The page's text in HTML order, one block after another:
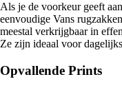
Als je de voorkeur geeft
eenvoudige Vans
meestal verkrijgbaar in
Ze zijn ideaal voor
Opvallende Prints